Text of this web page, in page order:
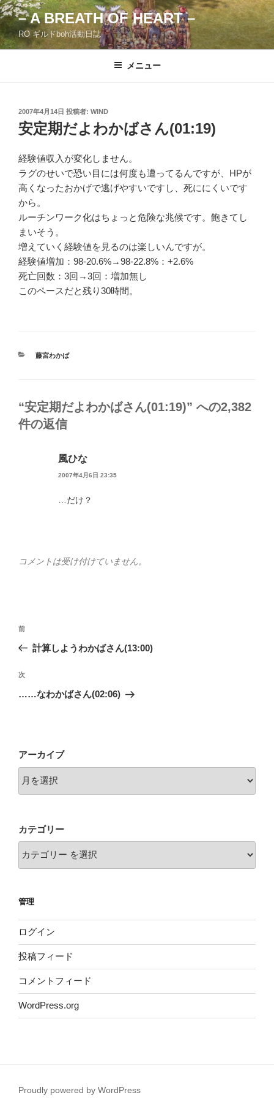
コ
ン
テ
ン
– A BREATH OF HEART –
RO ギルドboh活動日誌
メニュー
投
稿
日:
2007年4月14日 投稿者: WIND
安定期だよわかばさん(01:19)
経験値収入が変化しません。
ラグのせいで恐い目には何度も遭ってるんですが、HPが
高くなったおかげで逃げやすいですし、死ににくいです
から。
ルーチンワーク化はちょっと危険な兆候です。飽きてし
まいそう。
増えていく経験値を見るのは楽しいんですが。
経験値増加：98-20.6%→98-22.8%：+2.6%
死亡回数：3回→3回：増加無し
このペースだと残り30時間。
カ
藤宮わかば
“安定期だよわかばさん(01:19)” への2,382
件の返信
風ひな
2007年4月6日 23:35
…だけ？
コメントは受け付けていません。
投
ナ
ビ
ン
前
の
稿
前
計算しようわかばさん(13:00)
次
次
……なわかばさん(02:06)
アーカイブ
カテゴリー
管理
ログイン
投稿フィード
コメントフィード
WordPress.org
Proudly powered by WordPress